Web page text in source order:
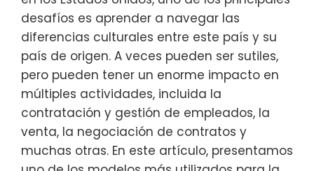
desafíos es aprender a navegar las
diferencias culturales entre este país y su
país de origen. A veces pueden ser sutiles,
pero pueden tener un enorme impacto en
múltiples actividades, incluida la
contratación y gestión de empleados, la
venta, la negociación de contratos y
muchas otras. En este artículo, presentamos